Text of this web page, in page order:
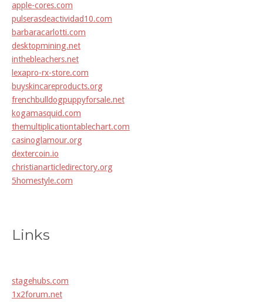
apple-cores.com
pulserasdeactividad10.com
barbaracarlotti.com
desktopmining.net
inthebleachers.net
lexapro-rx-store.com
buyskincareproducts.org
frenchbulldogpuppyforsale.net
kogamasquid.com
themultiplicationtablechart.com
casinoglamour.org
dextercoin.io
christianarticledirectory.org
5homestyle.com
Links
stagehubs.com
1x2forum.net